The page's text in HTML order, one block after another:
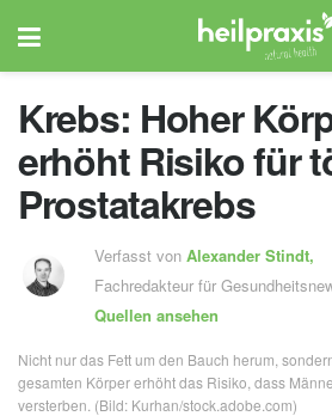
Krebs: Hoher
erhöht Risiko für
Prostatakrebs
Verfasst von Alexander Stindt,
Fachredakteur für
Quellen ansehen
Nicht nur das Fett um den Bauch herum,
gesamten Körper erhöht das Risiko, dass
versterben. (Bild: Kurhan/stock.adobe.com)